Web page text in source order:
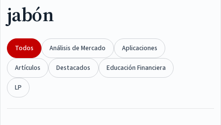
jabón
Todos Análisis de Mercado
Aplicaciones
Artículos
Destacados
Educación Financiera
LP